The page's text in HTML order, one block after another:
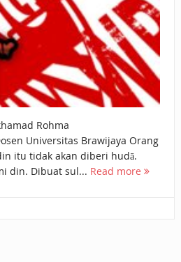
Rohma
Universitas Brawijaya Orang
itu tidak akan diberi hudā.
din. Dibuat sul... Read more